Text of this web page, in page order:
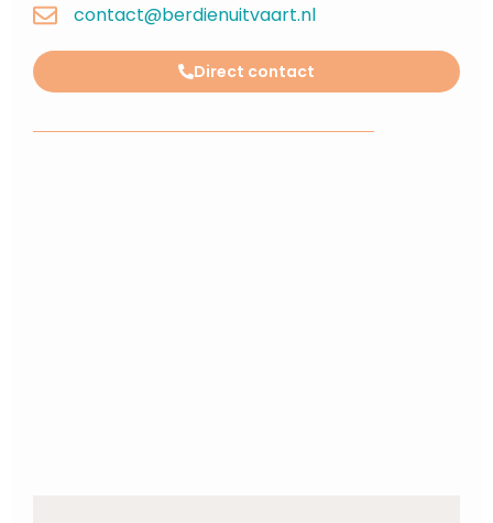
contact@berdienuitvaart.nl
Direct contact